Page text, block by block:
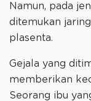
Namun, pada
ditemukan
plasenta.
Gejala yang
memberikan
Seorang ibu